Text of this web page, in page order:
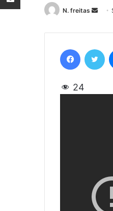
N. freitas
Send
email
24